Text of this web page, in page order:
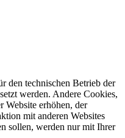
den technischen Betrieb der
werden. Andere Cookies,
Website erhöhen, der
mit anderen Websites
sollen, werden nur mit Ihrer